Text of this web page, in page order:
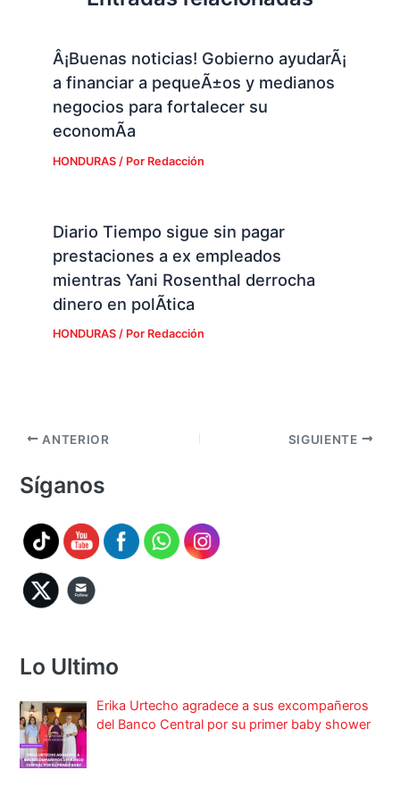
Â¡Buenas noticias! Gobierno ayudarÃ¡
a financiar a pequeÃ±os y medianos
negocios para fortalecer su
economÃ­a
HONDURAS/ Por Redacción
Diario Tiempo sigue sin pagar
prestaciones a ex empleados
mientras Yani Rosenthal derrocha
dinero en polÃ­tica
HONDURAS/ Por Redacción
ANTERIOR SIGUIENTE
Síganos
Lo Ultimo
Erika Urtecho agradece a sus excompañeros
del Banco Central por su primer baby shower